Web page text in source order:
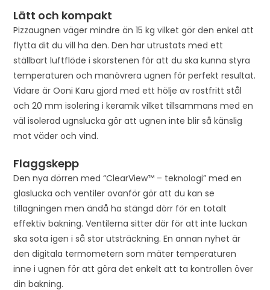
s
Lätt och kompakt
Pizzaugnen väger mindre än 15 kg vilket gör den enkel att
flytta dit du vill ha den. Den har utrustats med ett
ställbart luftflöde i skorstenen för att du ska kunna styra
temperaturen och manövrera ugnen för perfekt resultat.
Vidare är Ooni Karu gjord med ett hölje av rostfritt stål
och 20 mm isolering i keramik vilket tillsammans med en
väl isolerad ugnslucka gör att ugnen inte blir så känslig
mot väder och vind.
Flaggskepp
Den nya dörren med “ClearView™ – teknologi” med en
glaslucka och ventiler ovanför gör att du kan se
tillagningen men ändå ha stängd dörr för en totalt
effektiv bakning. Ventilerna sitter där för att inte luckan
ska sota igen i så stor utsträckning. En annan nyhet är
den digitala termometern som mäter temperaturen
inne i ugnen för att göra det enkelt att ta kontrollen över
din bakning.